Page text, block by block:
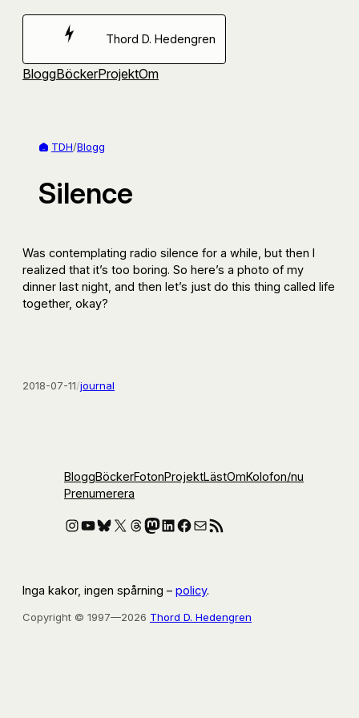
Hoppa
Thord D. Hedengren
BloggBöckerProjektOm
TDH/Blogg
Silence
Was contemplating radio silence for a while, but then I
realized that it’s too boring. So here’s a photo of my
dinner last night, and then let’s just do this thing called life
together, okay?
2018-07-11/journal
BloggBöckerFotonProjektLästOmKolofon/nu
Prenumerera
Instagram
YouTube
Bluesky
X Threads
Mastodon
LinkedIn
Facebook
E-postRSS-flöde
Inga kakor, ingen spårning – policy.
Copyright © 1997—2026 Thord D. Hedengren